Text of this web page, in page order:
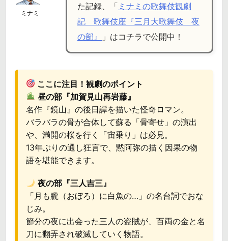
ミナミ
た記録、「 ミナミの歌舞伎観劇
記 歌舞伎座『三月大歌舞伎 夜
の部』
」はコチラで公開中！
ここに注目！観劇のポイント
昼の部『加賀見山再岩藤』
名作『鏡山』の後日譚を描いた怪奇ロマン。
バラバラの骨が合体して蘇る「骨寄せ」の演出
や、満開の桜を行く「宙乗り」は必見。
13年ぶりの通し狂言で、黙阿弥の描く因果の物
語を堪能できます。
夜の部『三人吉三』
「月も朧（おぼろ）に白魚の…」の名台詞でおな
じみ。
節分の夜に出会った三人の盗賊が、百両の金と名
刀に翻弄され破滅していく物語。